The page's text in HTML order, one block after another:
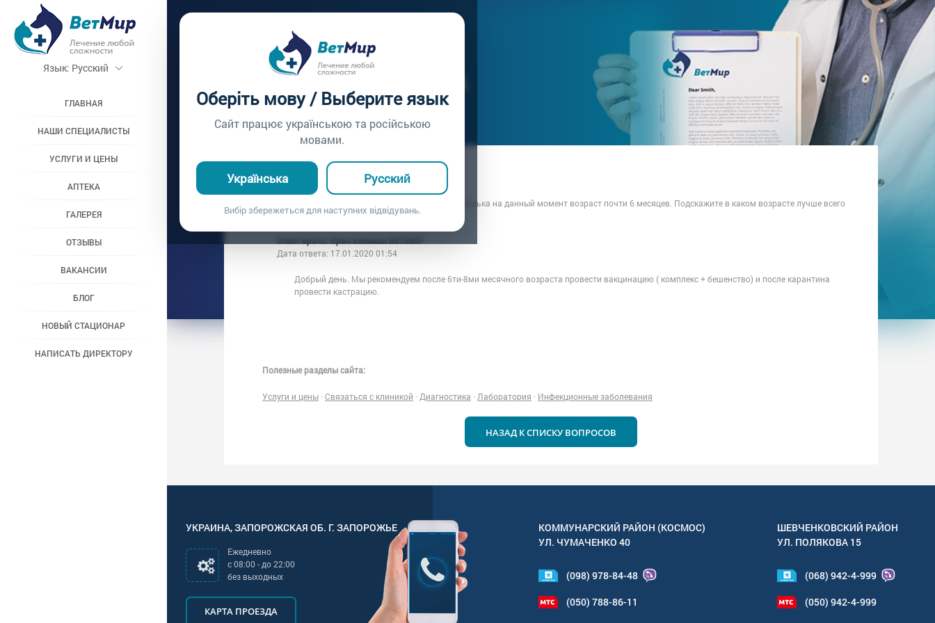
Оберіть мову / Выберите язык
Сайт працює українською та російською
мовами.
Українська Русский
Вибір збережеться для наступних відвідувань.
Язык: Русский
ГЛАВНАЯ
НАШИ СПЕЦИАЛИСТЫ
УСЛУГИ И ЦЕНЫ
АПТЕКА
ГАЛЕРЕЯ
ОТЗЫВЫ
ВАКАНСИИ
БЛОГ
НОВЫЙ СТАЦИОНАР
НАПИСАТЬ ДИРЕКТОРУ
Вопросы врачу /
КАСТРАЦИЯ ЙОРКА
Вопрос врачу №203
Вопрос владельца: Алексей
Дата вопроса:
17.01.2020 01:54
Добрый день! Нужно сделать кастрацию йорка кобелька на данный момент возраст почти 6 месяцев. Подскажите в каком возрасте лучше всего
сделать операцию?
Ответ врача: Врач клиники ВЕТМИР
Дата ответа: 17.01.2020 01:54
Добрый день. Мы рекомендуем после 6ти-8ми месячного возраста провести вакцинацию ( комплекс + бешенство) и после карантина
провести кастрацию.
Полезные разделы сайта:
Услуги и цены · Связаться с клиникой · Диагностика · Лаборатория · Инфекционные заболевания
НАЗАД К СПИСКУ ВОПРОСОВ
УКРАИНА,ЗАПОРОЖСКАЯ ОБ. Г. ЗАПОРОЖЬЕ
Ежедневно
с08:00 - до22:00
без выходных
КАРТА ПРОЕЗДА
КОММУНАРСКИЙ РАЙОН (КОСМОС)
УЛ. ЧУМАЧЕНКО 40
(098) 978-84-48
(050) 788-86-11
ШЕВЧЕНКОВСКИЙ РАЙОН
УЛ. ПОЛЯКОВА 15
(068) 942-4-999
(050) 942-4-999